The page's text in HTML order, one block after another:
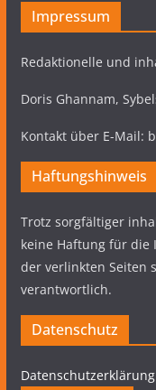
Impressum
Redaktionelle und
Doris Ghannam,
Kontakt über E-Mail:
Haftungshinweis
Trotz sorgfältiger
keine Haftung für die
der verlinkten Seiten
verantwortlich.
Datenschutz
Datenschutzerklärung